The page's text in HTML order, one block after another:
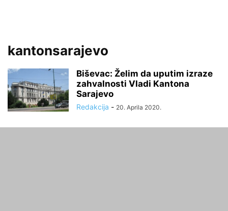
kantonsarajevo
Biševac: Želim da uputim izraze
zahvalnosti Vladi Kantona
Sarajevo
Redakcija - 20. Aprila 2020.